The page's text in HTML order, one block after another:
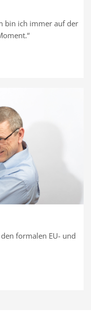
bin ich immer auf der
formalen EU- und